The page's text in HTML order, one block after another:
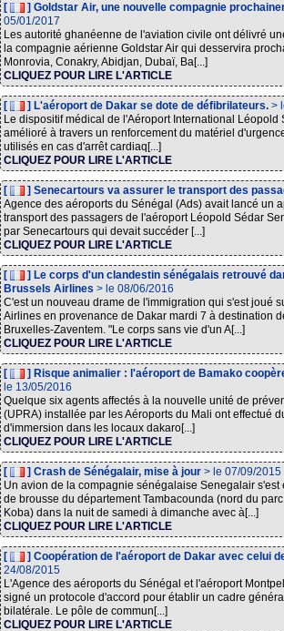
[ ] Goldstar Air, une nouvelle compagnie
05/01/2017
Les autorité ghanéenne de l'aviation civile ont délivré
la compagnie aérienne Goldstar Air qui desservira
Monrovia, Conakry, Abidjan, Dubaï, Ba[...]
CLIQUEZ POUR LIRE L'ARTICLE
[ ] L'aéroport de Dakar se dote de défibrilateurs. >
Le dispositif médical de l'Aéroport International Léopold
amélioré à travers un renforcement du matériel
utilisés en cas d'arrêt cardiaq[...]
CLIQUEZ POUR LIRE L'ARTICLE
[ ] Senecartours va assurer le transport des
Agence des aéroports du Sénégal (Ads) avait lancé un
transport des passagers de l'aéroport Léopold Sédar
par Senecartours qui devait succéder [...]
CLIQUEZ POUR LIRE L'ARTICLE
[
] Le corps d'un clandestin sénégalais retrouvé
Brussels Airlines > le 08/06/2016
C'est un nouveau drame de l'immigration qui s'est joué
Airlines en provenance de Dakar mardi 7 à destination
Bruxelles-Zaventem. "Le corps sans vie d'un A[...]
CLIQUEZ POUR LIRE L'ARTICLE
[ ] Risque animalier : l'aéroport de Bamako
le 13/05/2016
Quelque six agents affectés à la nouvelle unité de
(UPRA) installée par les Aéroports du Mali ont effectué
d'immersion dans les locaux dakaro[...]
CLIQUEZ POUR LIRE L'ARTICLE
[ ] Crash de Sénégalair, mise à jour > le 07/09/2015
Un avion de la compagnie sénégalaise Senegalair s'est
de brousse du département Tambacounda (nord du
Koba) dans la nuit de samedi à dimanche avec à[...]
CLIQUEZ POUR LIRE L'ARTICLE
[ ] Coopération de l'aéroport de Dakar avec celui
24/08/2015
L'Agence des aéroports du Sénégal et l'aéroport
signé un protocole d'accord pour établir un cadre
bilatérale. Le pôle de commun[...]
CLIQUEZ POUR LIRE L'ARTICLE